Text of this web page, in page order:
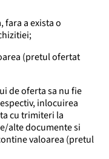
fara a exista o
(pretul ofertat
de oferta sa nu fie
inlocuirea
cu trimiteri la
alte documente si
valoarea (pretul